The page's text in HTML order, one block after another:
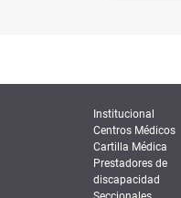
Institucional
Centros Médicos
Cartilla Médica
Prestadores de
discapacidad